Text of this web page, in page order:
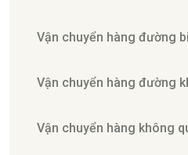
Vận chuyển hàng đường
Vận chuyển hàng đường
Vận chuyển hàng không